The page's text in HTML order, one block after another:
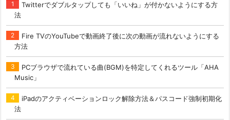
Twitterでダブルタップしても「いいね」が付かないようにする方
法
Fire TVのYouTubeで動画終了後に次の動画が流れないようにする
方法
PCブラウザで流れている曲(BGM)を特定してくれるツール「AHA
Music」
iPadのアクティベーションロック解除方法＆パスコード強制初期化
法